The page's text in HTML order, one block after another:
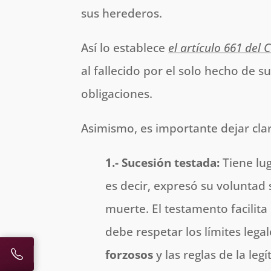
sus herederos.
Así lo establece el artículo 661 del
al fallecido por el solo hecho de
obligaciones.
Asimismo, es importante dejar
1.- Sucesión testada:Tiene
es decir, expresó su
muerte. El testamento
debe respetar los límites
forzososy las reglas de la